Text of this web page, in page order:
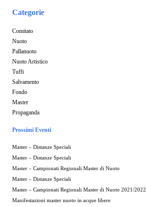
Categorie
Comitato
Nuoto
Pallanuoto
Nuoto Artistico
Tuffi
Salvamento
Fondo
Master
Propaganda
Prossimi Eventi
Master – Distanze Speciali
Master – Distanze Speciali
Master – Campionati Regionali Master di Nuoto
Master – Distanze Speciali
Master – Campionati Regionali Master di Nuoto 2021/2022
Manifestazioni master nuoto in acque libere